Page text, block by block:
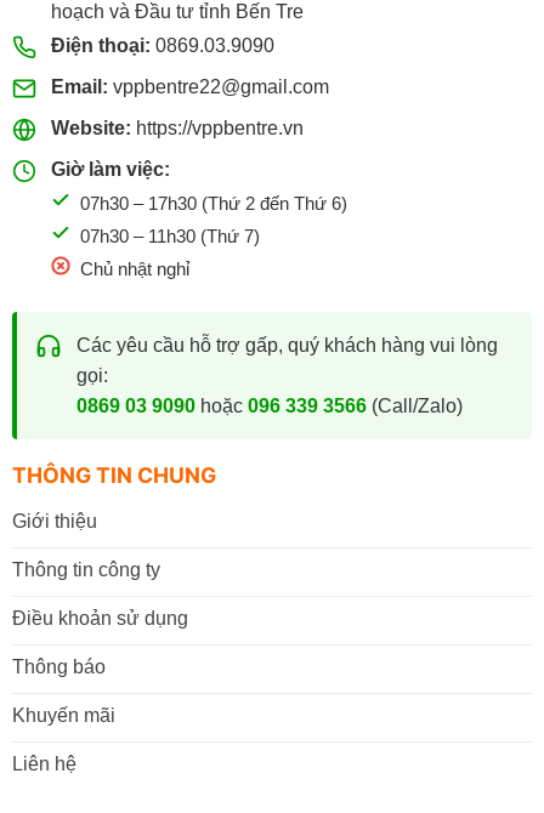
hoạch và Đầu tư tỉnh Bến Tre
Điện thoại: 0869.03.9090
Email: vppbentre22@gmail.com
Website: https://vppbentre.vn
Giờ làm việc:
07h30 – 17h30 (Thứ 2 đến Thứ 6)
07h30 – 11h30 (Thứ 7)
Chủ nhật nghỉ
Các yêu cầu hỗ trợ gấp, quý khách hàng vui lòng
gọi:
0869 03 9090hoặc 096 339 3566(Call/Zalo)
THÔNG TIN CHUNG
Giới thiệu
Thông tin công ty
Điều khoản sử dụng
Thông báo
Khuyến mãi
Liên hệ